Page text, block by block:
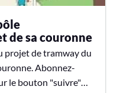
de sa couronne
projet de tramway du
Abonnez-
le bouton "suivre"